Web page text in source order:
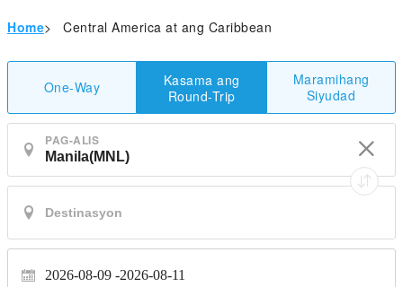
Home> Central America at ang Caribbean
One-Way
Kasama ang
Round-Trip
Maramihang
Siyudad
PAG-ALIS
2026-08-09 2026-08-11